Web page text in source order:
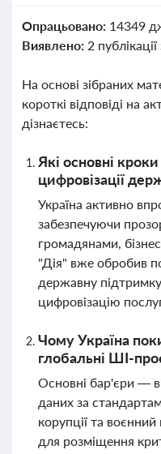
Опрацьовано: 14349
Виявлено: 2
На основі зібраних
короткі відповіді на
дізнаєтесь:
Які основні
цифровізації
Україна активно
забезпечуючи
громадянами,
"Дія" вже обробив
державну
цифровізацію
Чому Україна
глобальні ШІ-
Основні бар'єри —
даних за
корупції та
для розміщення